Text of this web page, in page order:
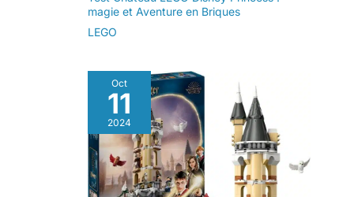
magie et Aventure en Briques
LEGO
Oct
11
2024